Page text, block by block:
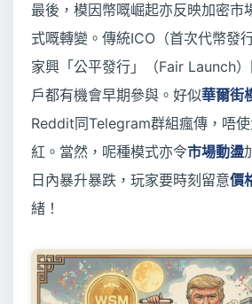
最後，模因幣嘅崛起亦反映加密市
式嘅轉變。傳統ICO（首次代幣發
家興「公平發行」（Fair Launch
戶都有機會早期參與。好似華爾街
Reddit同Telegram群組瘋傳，唔
紅。當然，呢種模式亦令市場動盪
日內暴升暴跌，玩家要時刻留意價
緒！